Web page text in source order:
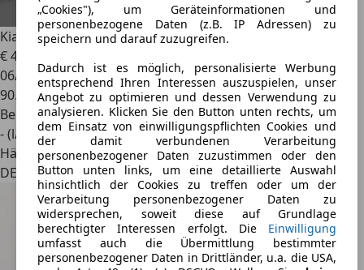
„Cookies"), um Geräteinformationen und
personenbezogene Daten (z.B. IP Adressen) zu
speichern und darauf zuzugreifen.
Dadurch ist es möglich, personalisierte Werbung
entsprechend Ihren Interessen auszuspielen, unser
Angebot zu optimieren und dessen Verwendung zu
analysieren. Klicken Sie den Button unten rechts, um
dem Einsatz von einwilligungspflichten Cookies und
der damit verbundenen Verarbeitung
personenbezogener Daten zuzustimmen oder den
Button unten links, um eine detaillierte Auswahl
hinsichtlich der Cookies zu treffen oder um der
Verarbeitung personenbezogener Daten zu
widersprechen, soweit diese auf Grundlage
berechtigter Interessen erfolgt. Die Einwilligung
umfasst auch die Übermittlung bestimmter
personenbezogener Daten in Drittländer, u.a. die USA,
Kia PicantoSpirit *Garantie-TÜV/ServiceNeu-SHZ*
€ 4.980
06/2011
90.000 km
Benzin
- (l/100 km)
Händler
DE 41749